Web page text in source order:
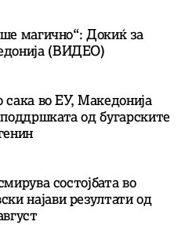
магично“: Докиќ за
(ВИДЕО)
сака во ЕУ, Македонија
од бугарските
состојбата во
најави резултати од